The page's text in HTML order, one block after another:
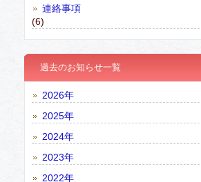
連絡事項
(6)
過去のお知らせ一覧
2026年
2025年
2024年
2023年
2022年